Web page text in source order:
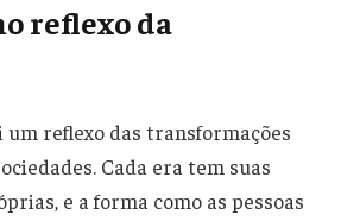
reflexo da
um reflexo das transformações
Cada era tem suas
e a forma como as pessoas